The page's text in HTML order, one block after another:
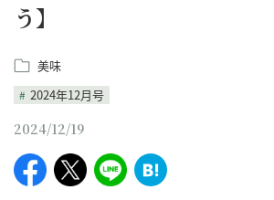
う】
美味
2024年12月号
2024/12/19